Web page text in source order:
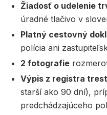
Žiadosť o udelenie
úradné tlačivo v
Platný cestovný
polícia ani
2 fotografie
Výpis z registra
starší ako 90 dní),
predchádzajúceho